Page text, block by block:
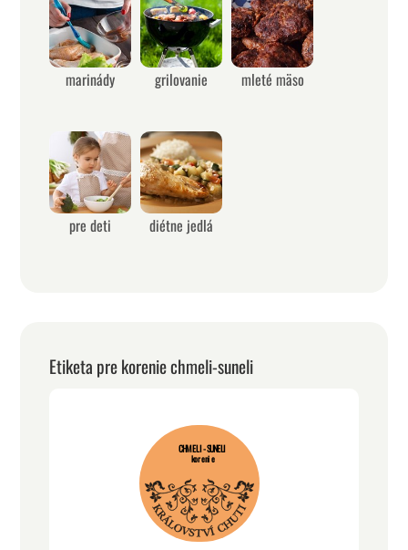
marinády grilovanie mleté mäso
pre deti diétne jedlá
Etiketa pre korenie chmeli-suneli
CHMELI-SUNELI
korenie